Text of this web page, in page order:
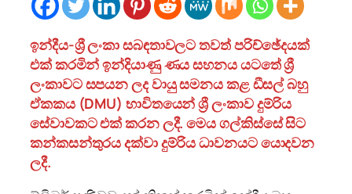
ඉන්දීය-ශ්‍රී ලංකා සබඳතාවලට තවත් පරිච්ඡේදයක්
එක් කරමින් ඉන්දියාණු ණය සහනය යටතේ ශ්‍රී
ලංකාවට සපයන ලද වායු සමනය කළ ඩීසල් බහු
ඒකකය (DMU) භාවිතයෙන් ශ්‍රී ලංකාව දුම්රිය
සේවාවකට එක් කරන ලදී. මෙය ගල්කිස්සේ සිට
කන්කසන්තුරය දක්වා දුම්රිය ධාවනයට යොදවන
ලදී.